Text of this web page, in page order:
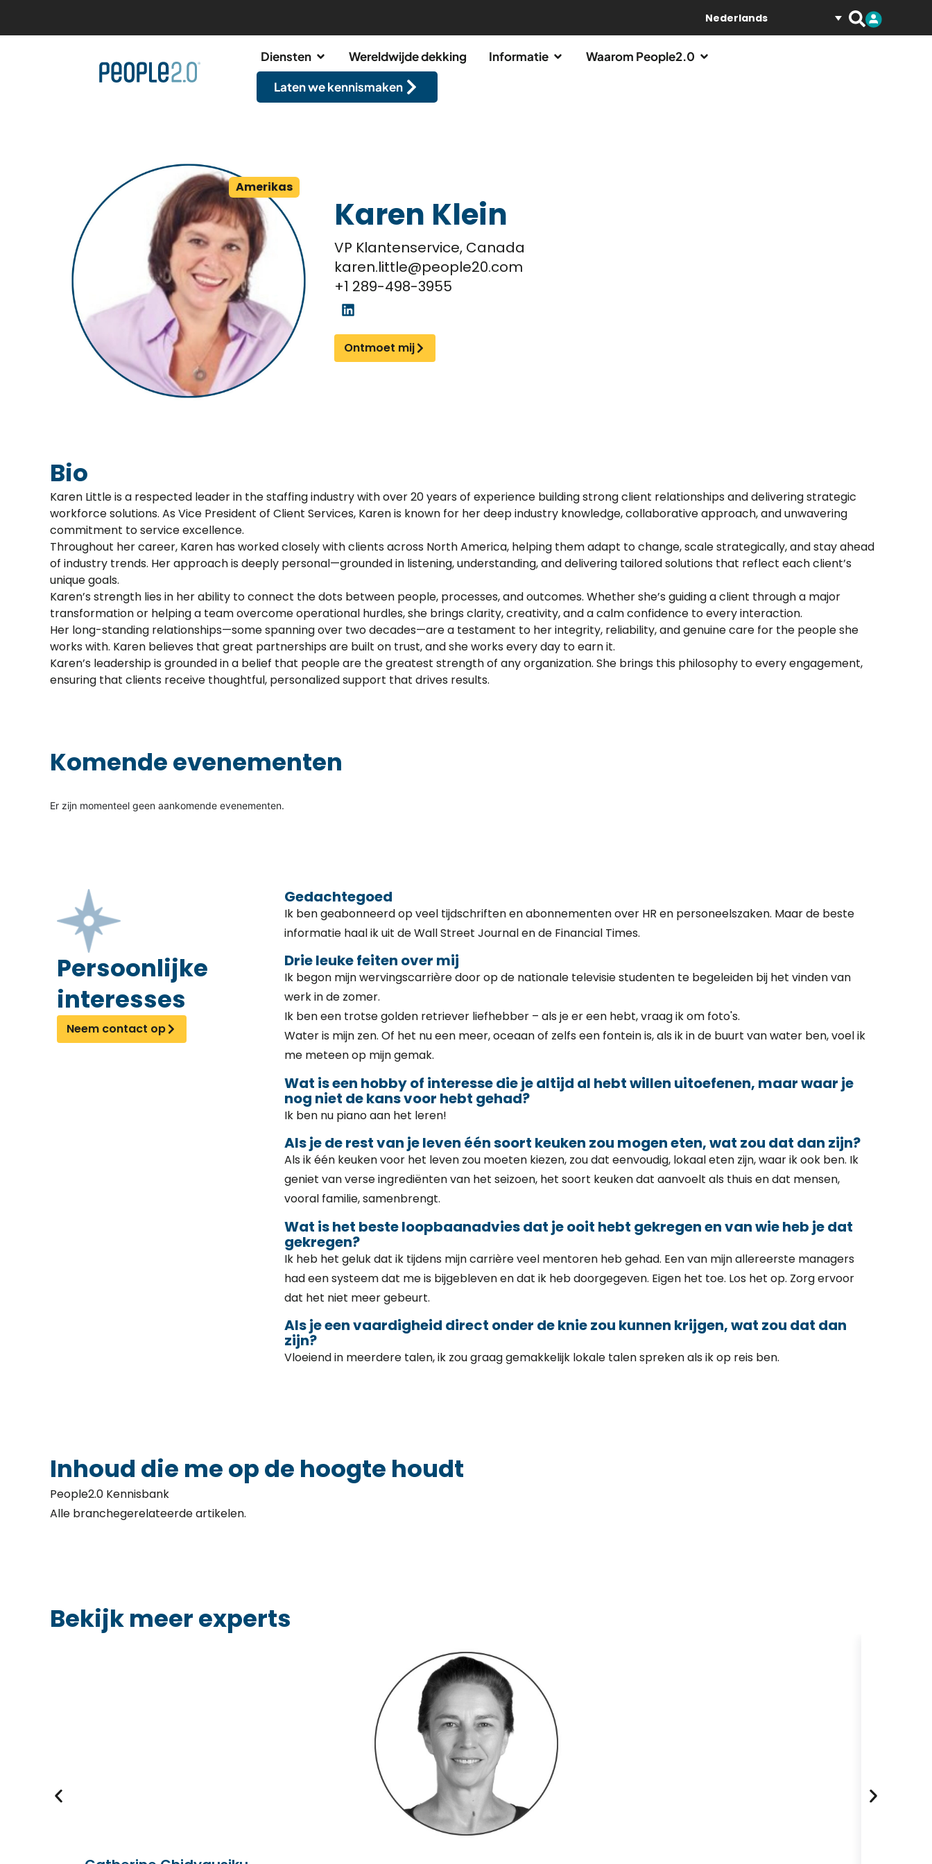
Nederlands
Diensten Wereldwijde dekking Informatie
Waarom People2.0
Laten we kennismaken
Amerikas
Karen Klein
VP Klantenservice, Canada
karen.little@people20.com
+1 289-498-3955
Ontmoet mij
Bio
Karen Little is a respected leader in the staffing industry with over 20 years of experience building strong client relationships and delivering strategic
workforce solutions. As Vice President of Client Services, Karen is known for her deep industry knowledge, collaborative approach, and unwavering
commitment to service excellence.
Throughout her career, Karen has worked closely with clients across North America, helping them adapt to change, scale strategically, and stay ahead
of industry trends. Her approach is deeply personal—grounded in listening, understanding, and delivering tailored solutions that reflect each client’s
unique goals.
Karen’s strength lies in her ability to connect the dots between people, processes, and outcomes. Whether she’s guiding a client through a major
transformation or helping a team overcome operational hurdles, she brings clarity, creativity, and a calm confidence to every interaction.
Her long-standing relationships—some spanning over two decades—are a testament to her integrity, reliability, and genuine care for the people she
works with. Karen believes that great partnerships are built on trust, and she works every day to earn it.
Karen’s leadership is grounded in a belief that people are the greatest strength of any organization. She brings this philosophy to every engagement,
ensuring that clients receive thoughtful, personalized support that drives results.
Komende evenementen
Er zijn momenteel geen aankomende evenementen.
Persoonlijke
interesses
Neem contact op
Gedachtegoed
Ik ben geabonneerd op veel tijdschriften en abonnementen over HR en personeelszaken. Maar de beste
informatie haal ik uit de Wall Street Journal en de Financial Times.
Drie leuke feiten over mij
Ik begon mijn wervingscarrière door op de nationale televisie studenten te begeleiden bij het vinden van
werk in de zomer.
Ik ben een trotse golden retriever liefhebber – als je er een hebt, vraag ik om foto's.
Water is mijn zen. Of het nu een meer, oceaan of zelfs een fontein is, als ik in de buurt van water ben, voel ik
me meteen op mijn gemak.
Wat is een hobby of interesse die je altijd al hebt willen uitoefenen, maar waar je
nog niet de kans voor hebt gehad?
Ik ben nu piano aan het leren!
Als je de rest van je leven één soort keuken zou mogen eten, wat zou dat dan zijn?
Als ik één keuken voor het leven zou moeten kiezen, zou dat eenvoudig, lokaal eten zijn, waar ik ook ben. Ik
geniet van verse ingrediënten van het seizoen, het soort keuken dat aanvoelt als thuis en dat mensen,
vooral familie, samenbrengt.
Wat is het beste loopbaanadvies dat je ooit hebt gekregen en van wie heb je dat
gekregen?
Ik heb het geluk dat ik tijdens mijn carrière veel mentoren heb gehad. Een van mijn allereerste managers
had een systeem dat me is bijgebleven en dat ik heb doorgegeven. Eigen het toe. Los het op. Zorg ervoor
dat het niet meer gebeurt.
Als je een vaardigheid direct onder de knie zou kunnen krijgen, wat zou dat dan
zijn?
Vloeiend in meerdere talen, ik zou graag gemakkelijk lokale talen spreken als ik op reis ben.
Inhoud die me op de hoogte houdt
People2.0 Kennisbank
Alle branchegerelateerde artikelen.
Bekijk meer experts